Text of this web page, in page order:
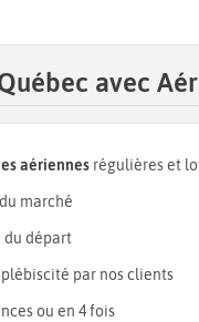
avec
aériennes régulières et
du marché
du départ
plébiscité par nos clients
ou en 4 fois